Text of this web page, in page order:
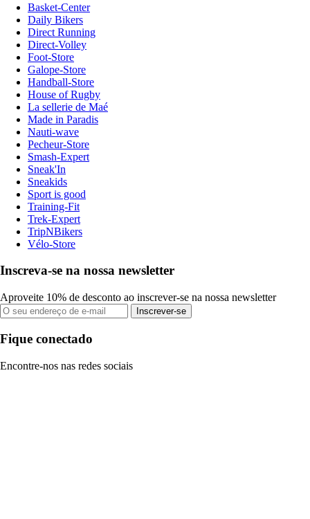
Basket-Center
Daily Bikers
Direct Running
Direct-Volley
Foot-Store
Galope-Store
Handball-Store
House of Rugby
La sellerie de Maé
Made in Paradis
Nauti-wave
Pecheur-Store
Smash-Expert
Sneak'In
Sneakids
Sport is good
Training-Fit
Trek-Expert
TripNBikers
Vélo-Store
Inscreva-se na nossa newsletter
Aproveite 10% de desconto ao inscrever-se na nossa newsletter
Inscrever-se
Fique conectado
Encontre-nos nas redes sociais